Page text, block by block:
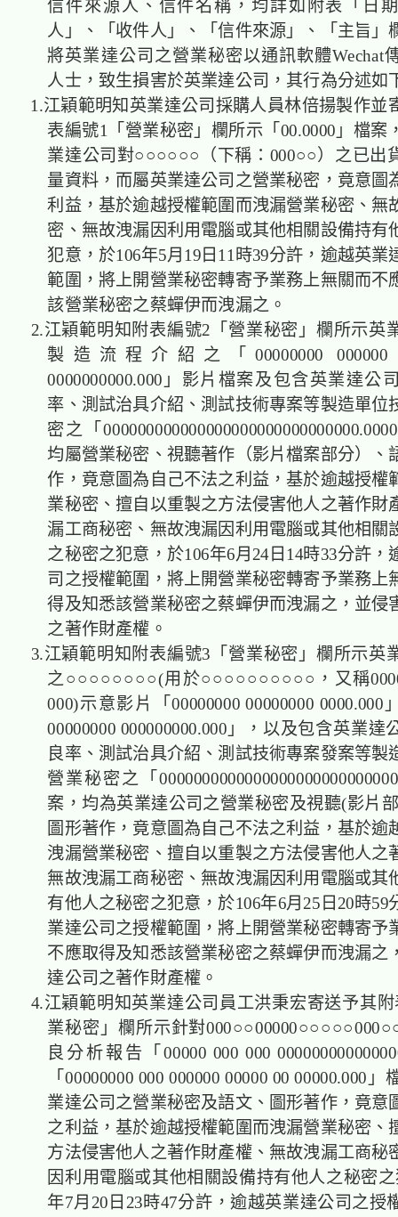
信件來源人、信件名稱，均詳如附表「日
人」、「收件人」、「信件來源」、「主旨」
將英業達公司之營業秘密以通訊軟體Wechat
人士，致生損害於英業達公司，其行為分述如
1.江穎範明知英業達公司採購人員林倍揚製作並
表編號1「營業秘密」欄所示「00.0000」檔案
業達公司對○○○○○○（下稱：000○○）之已出
量資料，而屬英業達公司之營業秘密，竟意圖
利益，基於逾越授權範圍而洩漏營業秘密、無
密、無故洩漏因利用電腦或其他相關設備持有
犯意，於106年5月19日11時39分許，逾越英業
範圍，將上開營業秘密轉寄予業務上無關而不
該營業秘密之蔡蟬伊而洩漏之。
2.江穎範明知附表編號2「營業秘密」欄所示英
製造流程介紹之「00000000 000000
0000000000.000」影片檔案及包含英業達公
率、測試治具介紹、測試技術專案等製造單位
密之「
均屬營業秘密、視聽著作（影片檔案部分）、
作，竟意圖為自己不法之利益，基於逾越授權
業秘密、擅自以重製之方法侵害他人之著作財
漏工商秘密、無故洩漏因利用電腦或其他相關
之秘密之犯意，於106年6月24日14時33分許，
司之授權範圍，將上開營業秘密轉寄予業務上
得及知悉該營業秘密之蔡蟬伊而洩漏之，並侵
之著作財產權。
3.江穎範明知附表編號3「營業秘密」欄所示英
之○○○○○○○○(用於○○○○○○○○○○，又稱
000)示意影片「00000000 00000000 0000.000
00000000 000000000.000」，以及包含英業達
良率、測試治具介紹、測試技術專案發案等製
營業秘密之「
案，均為英業達公司之營業秘密及視聽(影片
圖形著作，竟意圖為自己不法之利益，基於逾
洩漏營業秘密、擅自以重製之方法侵害他人之
無故洩漏工商秘密、無故洩漏因利用電腦或其
有他人之秘密之犯意，於106年6月25日20時59
業達公司之授權範圍，將上開營業秘密轉寄予
不應取得及知悉該營業秘密之蔡蟬伊而洩漏之
達公司之著作財產權。
4.江穎範明知英業達公司員工洪秉宏寄送予其附
業秘密」欄所示針對
良分析報告「00000 000 000
「00000000 000 000000 00000 00 00000.000
業達公司之營業秘密及語文、圖形著作，竟意
之利益，基於逾越授權範圍而洩漏營業秘密、
方法侵害他人之著作財產權、無故洩漏工商秘
因利用電腦或其他相關設備持有他人之秘密
年7月20日23時47分許，逾越英業達公司之授